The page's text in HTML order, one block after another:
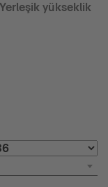
yükseklik